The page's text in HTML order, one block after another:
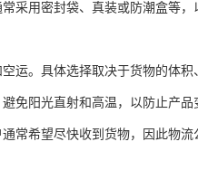
采用密封袋、真装或防潮盒等
运。具体选择取决于货物的体积
免阳光直射和高温，以防止产品
常希望尽快收到货物，因此物